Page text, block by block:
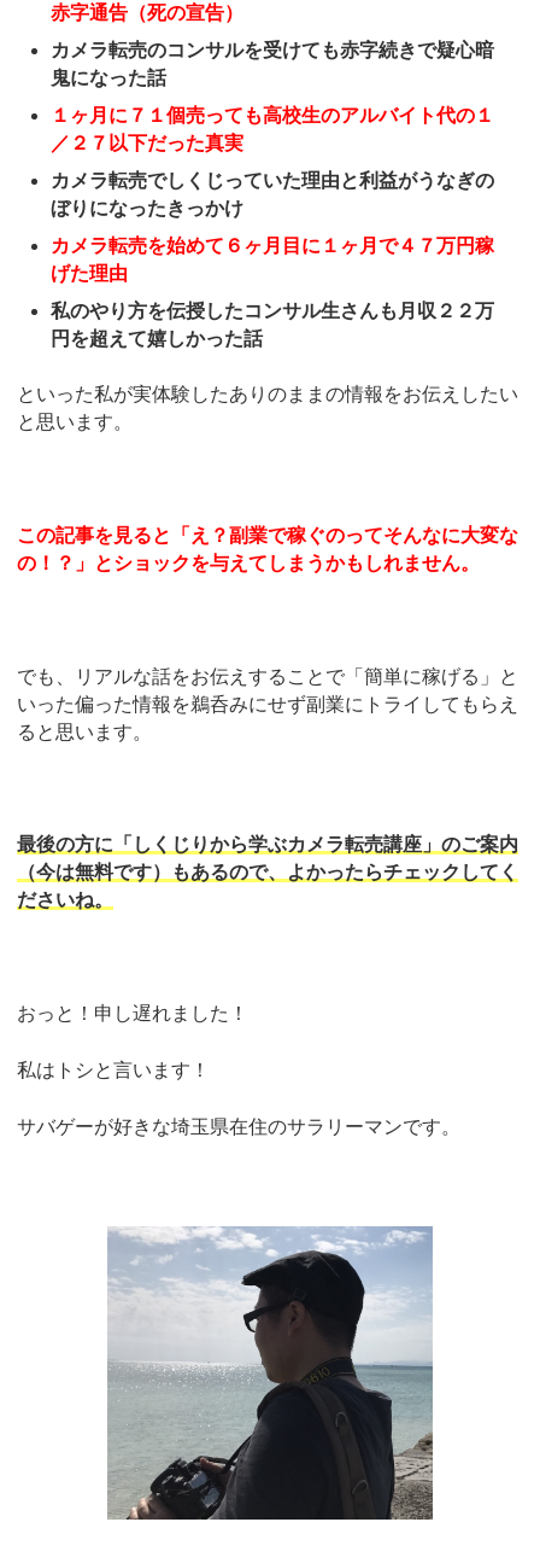
赤字通告（死の宣告）
カメラ転売のコンサルを受けても赤字続きで疑心暗
鬼になった話
１ヶ月に７１個売っても高校生のアルバイト代の１
／２７以下だった真実
カメラ転売でしくじっていた理由と利益がうなぎの
ぼりになったきっかけ
カメラ転売を始めて６ヶ月目に１ヶ月で４７万円稼
げた理由
私のやり方を伝授したコンサル生さんも月収２２万
円を超えて嬉しかった話
といった私が実体験したありのままの情報をお伝えしたい
と思います。
この記事を見ると「え？副業で稼ぐのってそんなに大変な
の！？」とショックを与えてしまうかもしれません。
でも、リアルな話をお伝えすることで「簡単に稼げる」と
いった偏った情報を鵜呑みにせず副業にトライしてもらえ
ると思います。
最後の方に「しくじりから学ぶカメラ転売講座」のご案内
（今は無料です）もあるので、よかったらチェックしてく
ださいね。
おっと！申し遅れました！
私はトシと言います！
サバゲーが好きな埼玉県在住のサラリーマンです。